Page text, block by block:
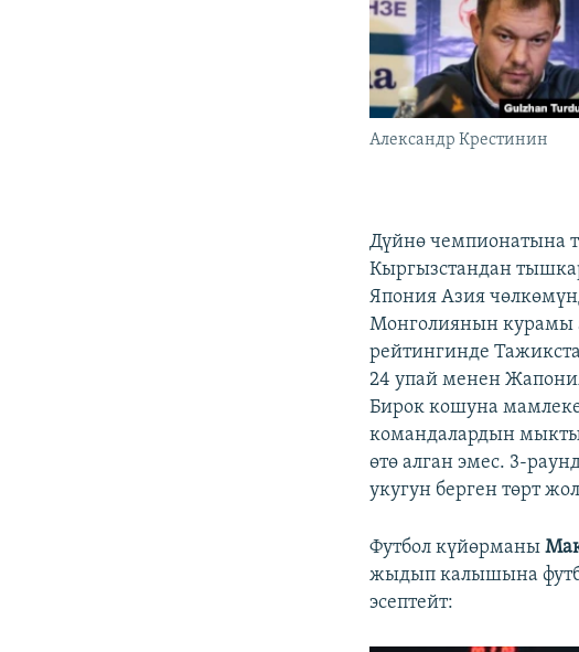
Александр Крестинин
Дүйнө чемпионатына
Кыргызстандан
Япония Азия
Монголиянын курамы
рейтингинде
24 упай менен
Бирок кошуна
командалардын
өтө алган эмес. 3-
укугун берген төрт
Футбол күйөрманы
жыдып калышына
эсептейт: